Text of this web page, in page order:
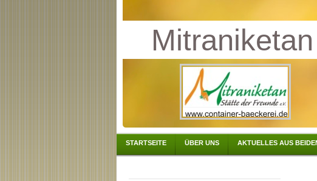
STARTSEITE ÜBER UNS AKTUELLES AUS